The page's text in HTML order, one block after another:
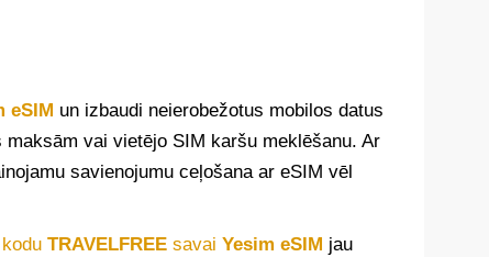
eSIM un izbaudi neierobežotus mobilos datus
vai vietējo SIM karšu meklēšanu. Ar
savienojumu ceļošana ar eSIM vēl
TRAVELFREE savai Yesim eSIM jau